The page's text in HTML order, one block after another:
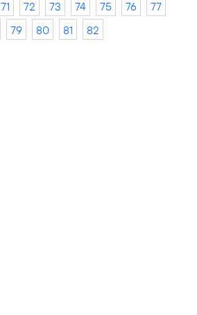
71 72 73 74 75 76
77
79 80 81 82